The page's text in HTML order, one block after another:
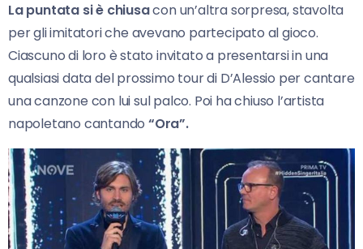
La puntata si è chiusacon un’altra sorpresa, stavolta
per gli imitatori che avevano partecipato al gioco.
Ciascuno di loro è stato invitato a presentarsi in una
qualsiasi data del prossimo tour di D’Alessio per cantare
una canzone con lui sul palco. Poi ha chiuso l’artista
napoletano cantando“Ora”.